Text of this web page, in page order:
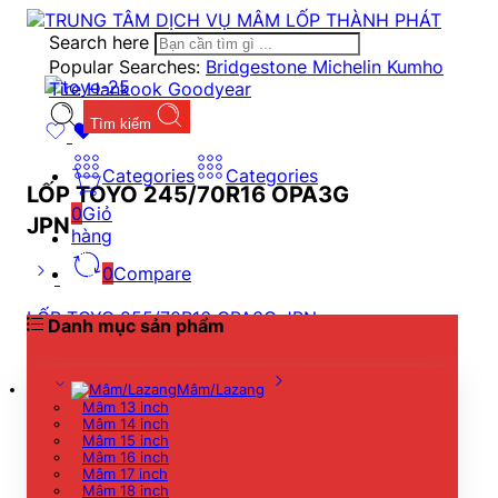
Search here
Popular Searches: Bridgestone Michelin Kumho
TireHankook Goodyear
Tìm kiếm
Categories
Categories
0Giỏ
hàng
0Compare
Danh mục sản phẩm
Mâm/Lazang
Mâm 13 inch
Mâm 14 inch
Mâm 15 inch
Mâm 16 inch
Mâm 17 inch
Mâm 18 inch
LỐP TOYO 245/70R16 OPA3G
JPN
LỐP TOYO 255/70R16 OPA3G JPN
LỐP TOYO 235/70R16 OPA3G JPN
4.012.800₫